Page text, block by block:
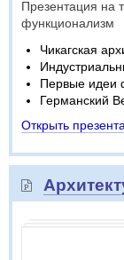
Презентация на
функционализм
Чикагская
Первые идеи
Германский
Открыть